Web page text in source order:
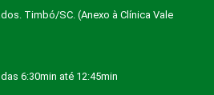
Timbó/SC. (Anexo à Clínica Vale
6:30min até 12:45min